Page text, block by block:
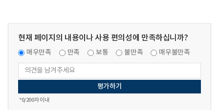
현재 페이지의 내용이나 사용 편의성에 만족하십니까?
매우만족 만족 보통 불만족 매우불만족
*0/200자 이내